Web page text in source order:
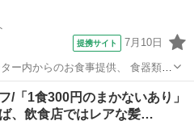
提携サイト 7月10日
ー内からのお食事提供、 食器類の
験の方でもすぐに
れている家事の延長で始められま
ッチン
/「1食300円のまかないあり」
、飲食店ではレアな髪…